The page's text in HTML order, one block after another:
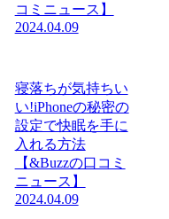
コミニュース】
2024.04.09
寝落ちが気持ちい
い!iPhoneの秘密の
設定で快眠を手に
入れる方法
【&Buzzの口コミ
ニュース】
2024.04.09